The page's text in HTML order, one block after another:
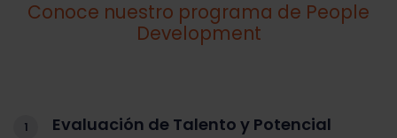
Conoce nuestro programa de People
Development
1 Evaluación de Talento y Potencial